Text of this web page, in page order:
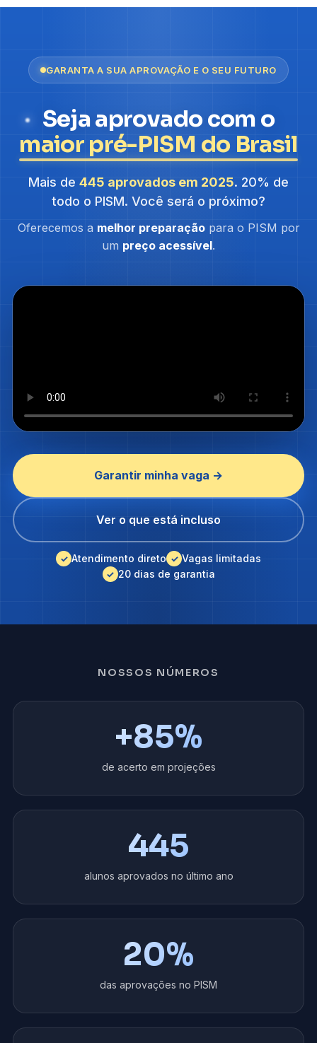
GARANTA A SUA APROVAÇÃO E O SEU FUTURO
Seja aprovado com o
maior pré-PISM do Brasil
Mais de 445 aprovados em 2025. 20% de
todo o PISM. Você será o próximo?
Oferecemos a melhor preparaçãopara o PISM por
um preço acessível.
Garantir minha vaga →
Ver o que está incluso
Atendimento direto
Vagas limitadas
20 dias de garantia
NOSSOS NÚMEROS
+85%
de acerto em projeções
445
alunos aprovados no último ano
20%
das aprovações no PISM